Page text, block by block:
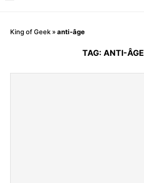
King of Geek »anti-âge
TAG: ANTI-ÂGE